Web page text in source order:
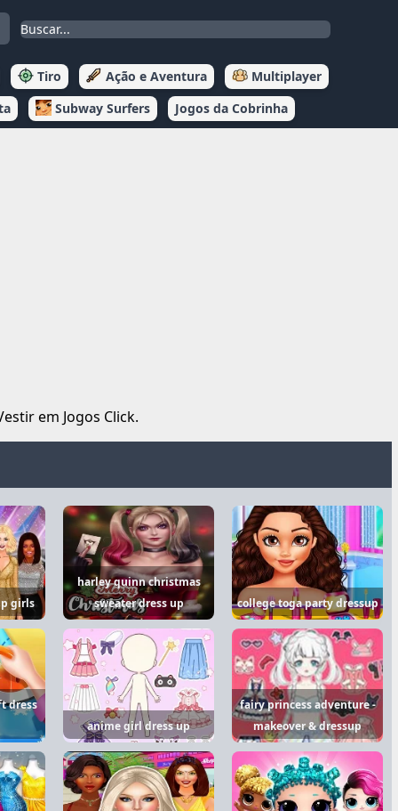
Tiro Ação e Aventura
Multiplayer
Subway Surfers Jogos da Cobrinha
em Jogos Click.
girls
harley quinn christmas
sweater dress up
college toga party dressup
dress
anime girl dress up
fairy princess adventure -
makeover & dressup